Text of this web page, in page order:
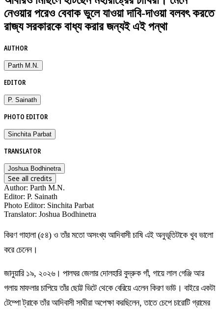
নেওয়ার পরেও বেবাক ভুলে যাওয়া দাবি-দাওয়া বলবৎ করতে
রাজ্য সরকারকে বাধ্য করার জন্যই এই পন্থা
AUTHOR
Parth M.N.
EDITOR
P. Sainath
PHOTO EDITOR
Sinchita Parbat
TRANSLATOR
Joshua Bodhinetra
See all credits
Author: Parth M.N.
Editor: P. Sainath
Photo Editor: Sinchita Parbat
Translator: Joshua Bodhinetra
কিরণ গাহালা (৫৪) ও তাঁর মতো অসংখ্য আদিবাসী চাষি এই অনুভূতিটাকে খুব ভালো
করে চেনেন।
জানুয়ারি ১৯, ২০২৬। পালঘর জেলার দোলহারি বুদ্রুক গাঁ, গায়ে লাল গেঞ্জি আর
গলায় মাফলার চাপিয়ে তাঁর ছোট্ট ভিটে থেকে বেরিয়ে এলেন কিরণ ভাউ। বাইরে একটা
টেম্পো ট্রাকে তাঁর আদিবাসী সাথীরা অপেক্ষা করছিলেন, তাতে চেপে চারোটি গ্রামের